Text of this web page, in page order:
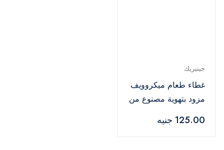
جينيريك
غطاء طعام ميكروويف
مزود بتهوية مصنوع من
125.00 جنيه